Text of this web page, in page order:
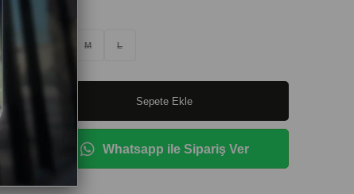
M L
Whatsapp ile Sipariş Ver